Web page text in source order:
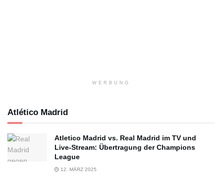
WERBUNG
Atlético Madrid
Atletico Madrid vs. Real Madrid im TV und
Live-Stream: Übertragung der Champions
League
12. MÄRZ 2025